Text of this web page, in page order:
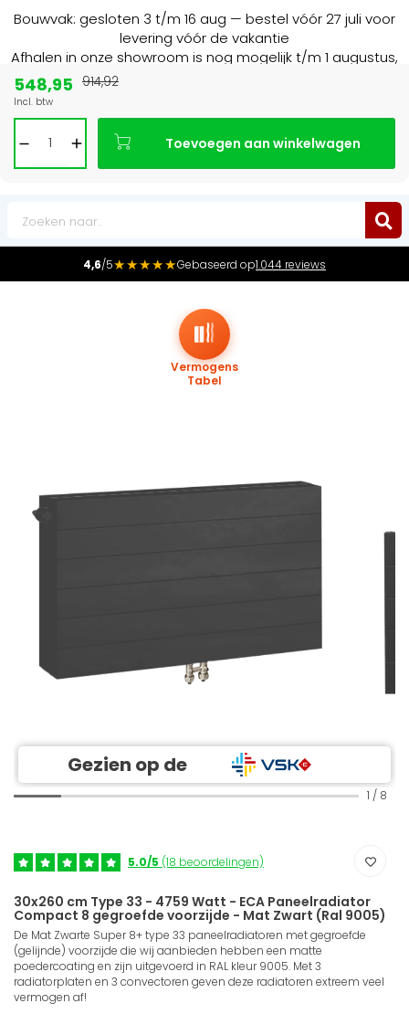
Bouwvak: gesloten 3 t/m 16 aug — bestel vóór 27 juli voor
levering vóór de vakantie
Afhalen in onze showroom is nog mogelijk t/m 1 augustus,
4,6/5★★★★★Gebaseerd op1.044 reviews
Gezien op de
Vermogens
Tabel
1 / 8
5.0/5 (18 beoordelingen)
30x260 cm Type 33 - 4759 Watt - ECA Paneelradiator
Compact 8 gegroefde voorzijde - Mat Zwart (Ral 9005)
De Mat Zwarte Super 8+ type 33 paneelradiatoren met gegroefde
(gelijnde) voorzijde die wij aanbieden hebben een matte
poedercoating en zijn uitgevoerd in RAL kleur 9005. Met 3
radiatorplaten en 3 convectoren geven deze radiatoren extreem veel
vermogen af!
548,95
Incl. btw
914,92
Toevoegen aan winkelwagen